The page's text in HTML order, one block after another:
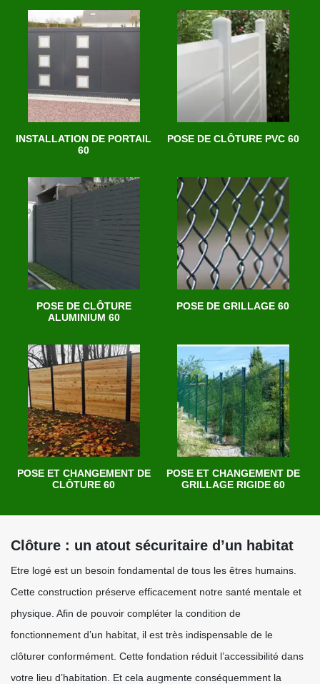
INSTALLATION DE PORTAIL
60
POSE DE CLÔTURE PVC 60
POSE DE CLÔTURE
ALUMINIUM 60
POSE DE GRILLAGE 60
POSE ET CHANGEMENT DE
CLÔTURE 60
POSE ET CHANGEMENT DE
GRILLAGE RIGIDE 60
Clôture : un atout sécuritaire d’un habitat
Etre logé est un besoin fondamental de tous les êtres humains.
Cette construction préserve efficacement notre santé mentale et
physique. Afin de pouvoir compléter la condition de
fonctionnement d’un habitat, il est très indispensable de le
clôturer conformément. Cette fondation réduit l’accessibilité dans
votre lieu d’habitation. Et cela augmente conséquemment la